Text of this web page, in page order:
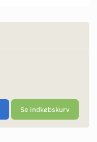
Se indkøbskurv